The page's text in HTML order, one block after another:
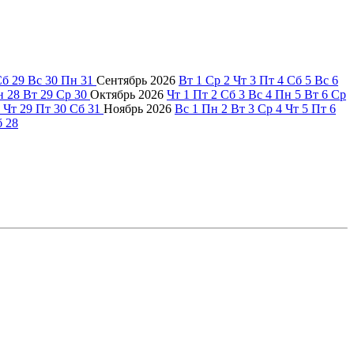
29 Вс 30 Пн 31 Сентябрь 2026 Вт 1 Ср 2 Чт 3 Пт 4 Сб 5 Вс 6
28 Вт 29 Ср 30 Октябрь 2026 Чт 1 Пт 2 Сб 3 Вс 4 Пн 5 Вт 6 Ср
Чт 29 Пт 30 Сб 31 Ноябрь 2026 Вс 1 Пн 2 Вт 3 Ср 4 Чт 5 Пт 6
28